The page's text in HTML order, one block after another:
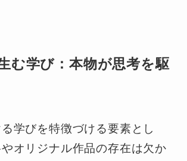
む学び：本物が思考を駆
学びを特徴づける要素とし
オリジナル作品の存在は欠か